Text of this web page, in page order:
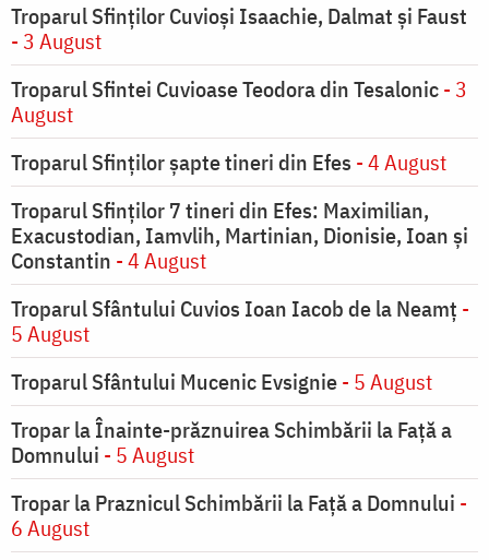
Troparul Sfinţilor Cuvioşi Isaachie, Dalmat şi Faust
- 3 August
Troparul Sfintei Cuvioase Teodora din Tesalonic- 3
August
Troparul Sfinţilor şapte tineri din Efes - 4 August
Troparul Sfinţilor 7 tineri din Efes: Maximilian,
Exacustodian, Iamvlih, Martinian, Dionisie, Ioan şi
Constantin - 4 August
Troparul Sfântului Cuvios Ioan Iacob de la Neamț -
5 August
Troparul Sfântului Mucenic Evsignie- 5 August
Tropar la Înainte-prăznuirea Schimbării la Faţă a
Domnului - 5 August
Tropar la Praznicul Schimbării la Faţă a Domnului -
6 August